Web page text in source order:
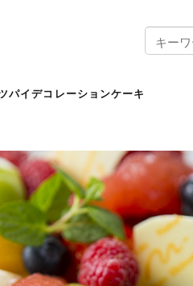
パイデコレーションケーキ